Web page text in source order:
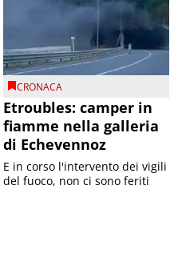
CRONACA
Etroubles: camper in
fiamme nella galleria
di Echevennoz
E in corso l'intervento dei vigili
del fuoco, non ci sono feriti